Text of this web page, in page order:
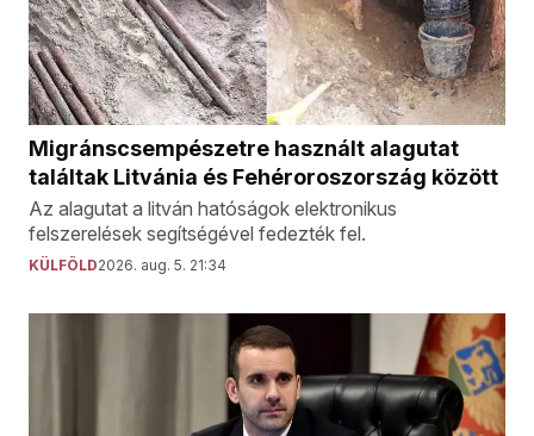
Migránscsempészetre használt alagutat
találtak Litvánia és Fehéroroszország között
Az alagutat a litván hatóságok elektronikus
felszerelések segítségével fedezték fel.
KÜLFÖLD2026. aug. 5. 21:34